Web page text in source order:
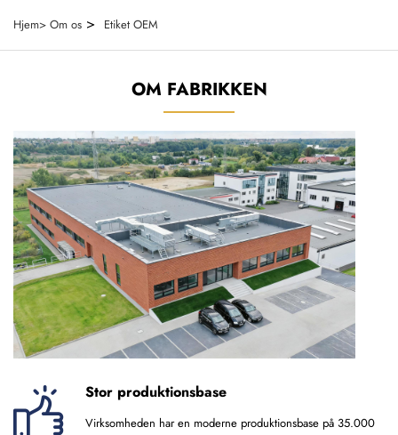
Hjem> Om os > Etiket OEM
OM FABRIKKEN
Stor produktionsbase
Virksomheden har en moderne produktionsbase på 35.000